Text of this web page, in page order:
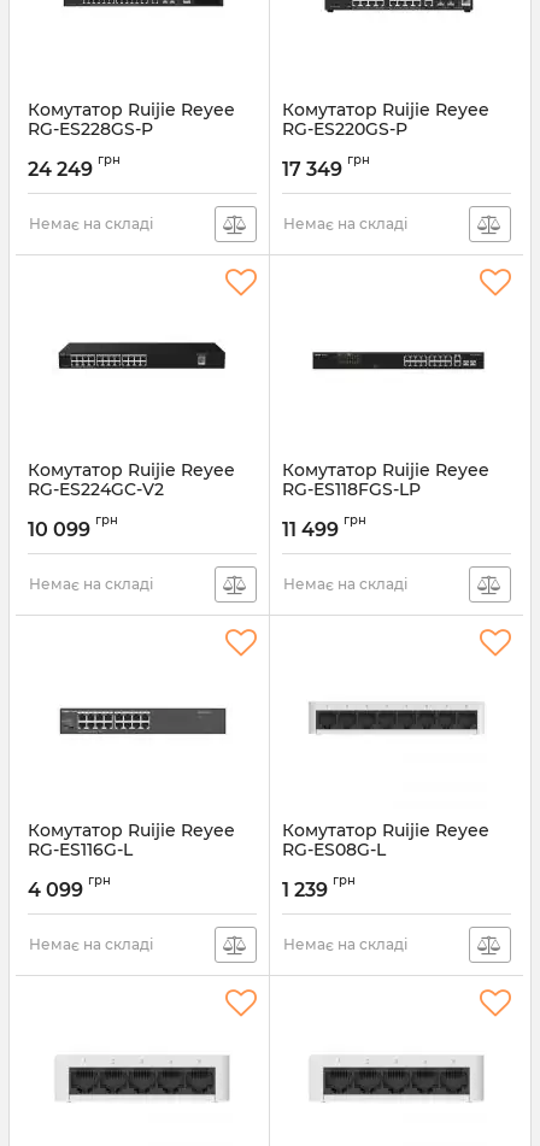
Комутатор Ruijie Reyee
RG-ES228GS-P
24 249 грн
Немає на складі
Комутатор Ruijie Reyee
RG-ES220GS-P
17 349 грн
Немає на складі
Комутатор Ruijie Reyee
RG-ES224GC-V2
10 099 грн
Немає на складі
Комутатор Ruijie Reyee
RG-ES118FGS-LP
11 499 грн
Немає на складі
Комутатор Ruijie Reyee
RG-ES116G-L
4 099 грн
Немає на складі
Комутатор Ruijie Reyee
RG-ES08G-L
1 239 грн
Немає на складі